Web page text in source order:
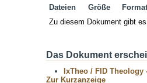
Dateien Größe
Format
Zu diesem Dokument gibt
Das Dokument
IxTheo / FID Theology
Zur Kurzanzeige